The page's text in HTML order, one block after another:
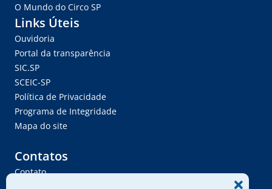
O Mundo do Circo SP
Links Úteis
Ouvidoria
Portal da transparência
SIC.SP
SCEIC-SP
Política de Privacidade
Programa de Integridade
Mapa do site
Contatos
Contato